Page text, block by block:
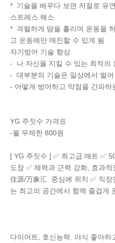
* 기술을 배우다 보면 저절로 유
스트레스 해소
* 격렬하게 땀을 흘리며 운동을
고 운동에만 매진할 수 있게 됨
자기방어 기술 향상
- 나 자신을 지킬 수 있는 최적의
- 대부분의 기술은 일상에서 벌
- 어떻게 방어하고 약점을 간파하
YG 주짓수 가격표
-월 무제한 800원
[ YG 주짓수 ] ✅ 최고급 매트 ✅
도장 ✅ 체력과 근력 강화, 효과
佳源/万象汇 중심에 위치 ✅ 직
는 최고의 공간에서 함께 즐겁게
다이어트, 호신능력. 야식 좋아